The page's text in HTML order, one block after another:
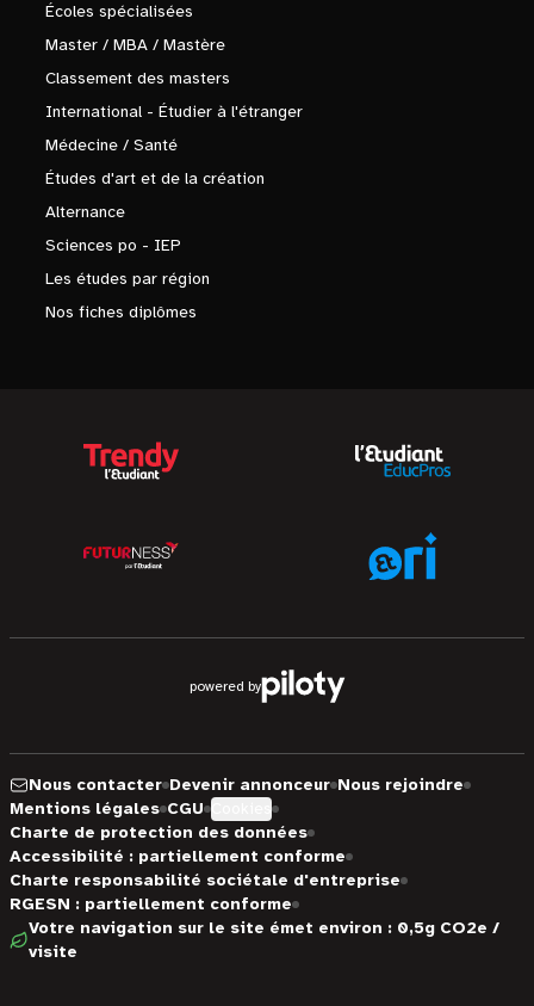
Écoles spécialisées
Master / MBA / Mastère
Classement des masters
International - Étudier à l'étranger
Médecine / Santé
Études d'art et de la création
Alternance
Sciences po - IEP
Les études par région
Nos fiches diplômes
powered by
Nous contacter Devenir annonceur Nous rejoindre
Mentions légales CGU
Charte de protection des données
Accessibilité : partiellement conforme
Charte responsabilité sociétale d'entreprise
RGESN : partiellement conforme
Votre navigation sur le site émet environ : 0,5g CO2e /
visite